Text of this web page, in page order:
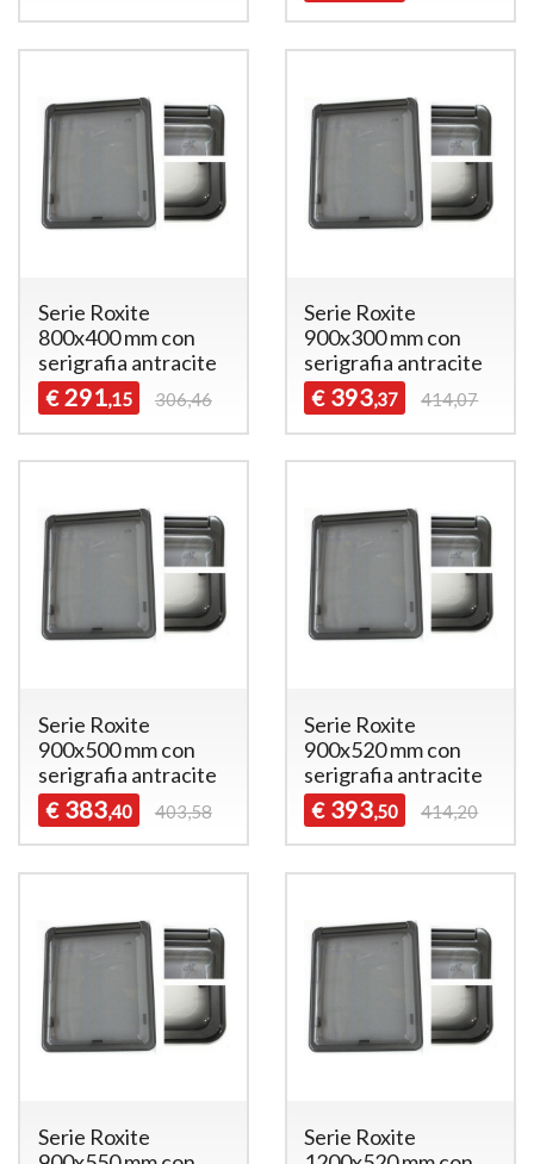
Serie Roxite
800x400 mm con
serigrafia antracite
€ 291,15 306,46
Serie Roxite
900x300 mm con
serigrafia antracite
€ 393,37 414,07
Serie Roxite
900x500 mm con
serigrafia antracite
€ 383,40 403,58
Serie Roxite
900x520 mm con
serigrafia antracite
€ 393,50 414,20
Serie Roxite
Serie Roxite